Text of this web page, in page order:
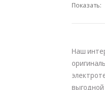
Показать:
Наш